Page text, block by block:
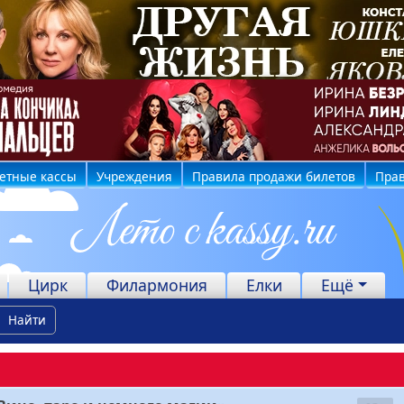
кассы Учреждения Правила продажи билетов
Цирк Филармония Елки Ещё
Найти